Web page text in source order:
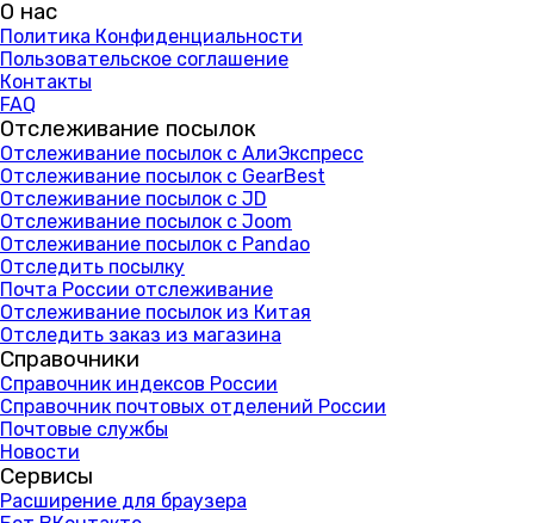
О нас
Политика Конфиденциальности
Пользовательское соглашение
Контакты
FAQ
Отслеживание посылок
Отслеживание посылок с АлиЭкспресс
Отслеживание посылок с GearBest
Отслеживание посылок с JD
Отслеживание посылок с Joom
Отслеживание посылок с Pandao
Отследить посылку
Почта России отслеживание
Отслеживание посылок из Китая
Отследить заказ из магазина
Справочники
Справочник индексов России
Справочник почтовых отделений России
Почтовые службы
Новости
Сервисы
Расширение для браузера